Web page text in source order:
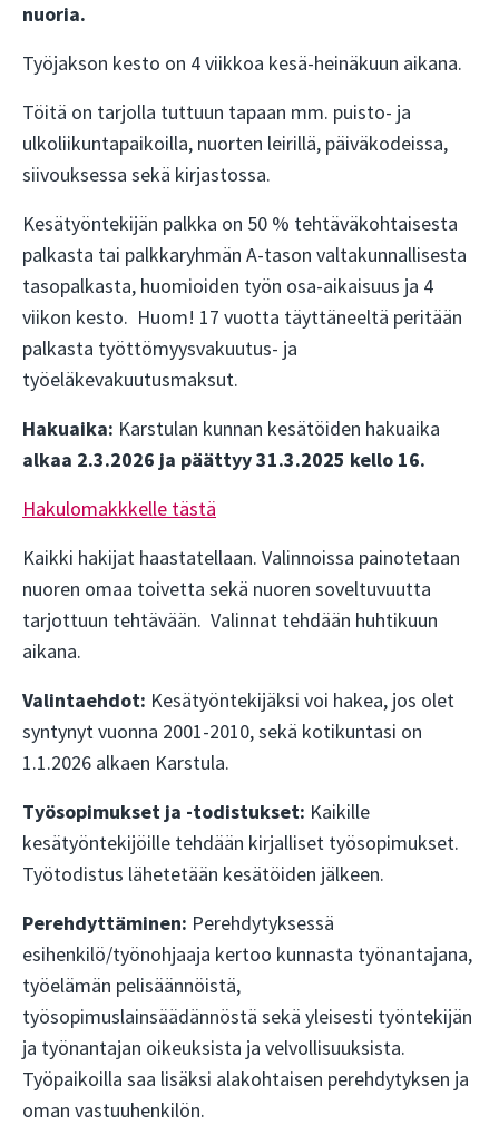
nuoria.
Työjakson kesto on 4 viikkoa kesä-heinäkuun aikana.
Töitä on tarjolla tuttuun tapaan mm. puisto- ja
ulkoliikuntapaikoilla, nuorten leirillä, päiväkodeissa,
siivouksessa sekä kirjastossa.
Kesätyöntekijän palkka on 50 % tehtäväkohtaisesta
palkasta tai palkkaryhmän A-tason valtakunnallisesta
tasopalkasta, huomioiden työn osa-aikaisuus ja 4
viikon kesto. Huom! 17 vuotta täyttäneeltä peritään
palkasta työttömyysvakuutus- ja
työeläkevakuutusmaksut.
Hakuaika: Karstulan kunnan kesätöiden hakuaika
alkaa 2.3.2026 ja päättyy 31.3.2025 kello 16.
Hakulomakkkelle tästä
Kaikki hakijat haastatellaan. Valinnoissa painotetaan
nuoren omaa toivetta sekä nuoren soveltuvuutta
tarjottuun tehtävään. Valinnat tehdään huhtikuun
aikana.
Valintaehdot: Kesätyöntekijäksi voi hakea, jos olet
syntynyt vuonna 2001-2010, sekä kotikuntasi on
1.1.2026 alkaen Karstula.
Työsopimukset ja -todistukset: Kaikille
kesätyöntekijöille tehdään kirjalliset työsopimukset.
Työtodistus lähetetään kesätöiden jälkeen.
Perehdyttäminen: Perehdytyksessä
esihenkilö/työnohjaaja kertoo kunnasta työnantajana,
työelämän pelisäännöistä,
työsopimuslainsäädännöstä sekä yleisesti työntekijän
ja työnantajan oikeuksista ja velvollisuuksista.
Työpaikoilla saa lisäksi alakohtaisen perehdytyksen ja
oman vastuuhenkilön.